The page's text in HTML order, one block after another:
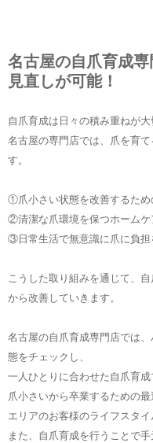
名古屋の自爪育成
見直しが可能！
自爪育成は日々の積み重ねが大
名古屋の専門店では、爪を育
す。
①爪小さい状態を改善するため
②清潔な爪環境を保つホームケ
③日常生活で無意識に爪に負担
こうした取り組みを通じて、
から改善していきます。
名古屋の自爪育成専門店では
態をチェックし、
一人ひとりに合わせた自爪育成
爪小さいから卒業するための
エリアのお客様のライフスタ
また、自爪育成を行うことで